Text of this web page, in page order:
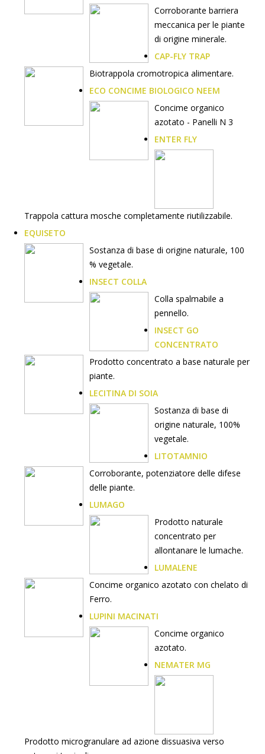
Corroborante barriera
meccanica per le piante
di origine minerale.
CAP-FLY TRAP
Biotrappola cromotropica alimentare.
ECO CONCIME BIOLOGICO NEEM
Concime organico
azotato - Panelli N 3
ENTER FLY
Trappola cattura mosche completamente riutilizzabile.
EQUISETO
Sostanza di base di origine naturale, 100
% vegetale.
INSECT COLLA
Colla spalmabile a
pennello.
INSECT GO
CONCENTRATO
Prodotto concentrato a base naturale per
piante.
LECITINA DI SOIA
Sostanza di base di
origine naturale, 100%
vegetale.
LITOTAMNIO
Corroborante, potenziatore delle difese
delle piante.
LUMAGO
Prodotto naturale
concentrato per
allontanare le lumache.
LUMALENE
Concime organico azotato con chelato di
Ferro.
LUPINI MACINATI
Concime organico
azotato.
NEMATER MG
Prodotto microgranulare ad azione dissuasiva verso